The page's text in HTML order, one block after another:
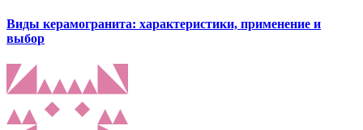
Виды керамогранита: характеристики, применение и
выбор